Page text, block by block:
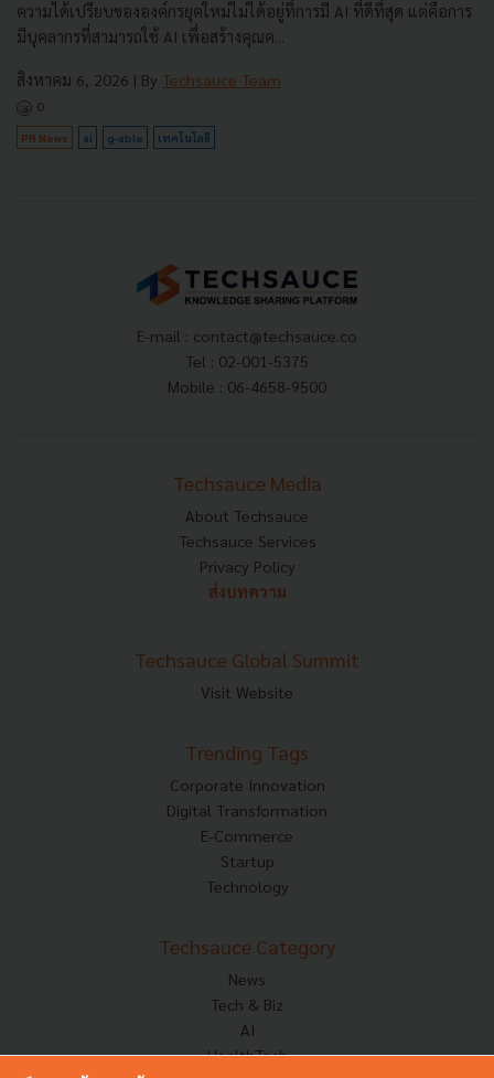
ความได้เปรียบขององค์กรยุคใหม่ไม่ได้อยู่ที่การมี AI ที่ดีที่สุด แต่คือการ
มีบุคลากรที่สามารถใช้ AI เพื่อสร้างคุณค...
สิงหาคม 6, 2026 | By Techsauce Team
0
PR News ai g-able เทคโนโลยี
E-mail : contact@techsauce.co
Tel : 02-001-5375
Mobile : 06-4658-9500
Techsauce Media
About Techsauce
Techsauce Services
Privacy Policy
ส่งบทความ
Techsauce Global Summit
Visit Website
Trending Tags
Corporate Innovation
Digital Transformation
E-Commerce
Startup
Technology
Techsauce Category
News
Tech & Biz
AI
HealthTech